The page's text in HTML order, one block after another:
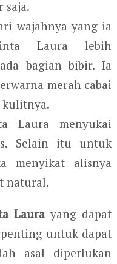
saja.
wajahnya yang ia
Laura lebih
bagian bibir. Ia
merah cabai
kulitnya.
Laura menyukai
Selain itu untuk
menyikat alisnya
natural.
Laura yang dapat
untuk dapat
asal diperlukan